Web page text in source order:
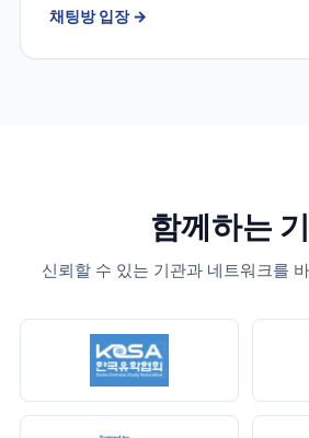
채팅방 입장→
함께하는
신뢰할 수 있는 기관과 네트워크를